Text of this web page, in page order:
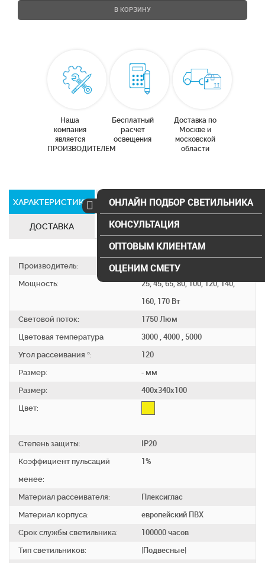
В КОРЗИНУ
Наша
компания
является
ПРОИЗВОДИТЕЛЕМ
Бесплатный
расчет
освещения
Доставка по
Москве и
московской
области
ХАРАКТЕРИСТИКИ СЕРТИФИКАТЫ
ДОСТАВКА
Производитель:
SVS electro
Мощность:
25, 45, 65, 80, 100, 120, 140,
160, 170 Вт
Световой поток:
1750 Люм
Цветовая температура
3000 , 4000 , 5000
Угол рассеивания °:
120
Размер:
- мм
Размер:
400х340х100
Цвет:
Степень защиты:
IP20
Коэффициент пульсаций
менее:
1%
Материал рассеивателя:
Плексиглас
Материал корпуса:
европейский ПВХ
Срок службы светильника:
100000 часов
Тип светильников:
|Подвесные|
ОНЛАЙН ПОДБОР СВЕТИЛЬНИКА
КОНСУЛЬТАЦИЯ
ОПТОВЫМ КЛИЕНТАМ
ОЦЕНИМ СМЕТУ